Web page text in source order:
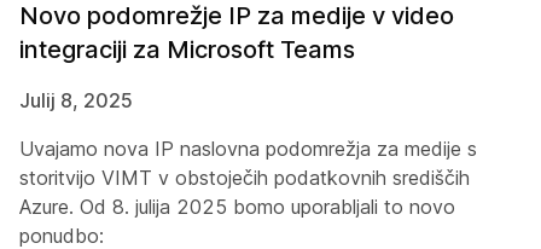
Novo podomrežje IP za medije v video
integraciji za Microsoft Teams
Julij 8, 2025
Uvajamo nova IP naslovna podomrežja za medije s
storitvijo VIMT v obstoječih podatkovnih središčih
Azure. Od 8. julija 2025 bomo uporabljali to novo
ponudbo: